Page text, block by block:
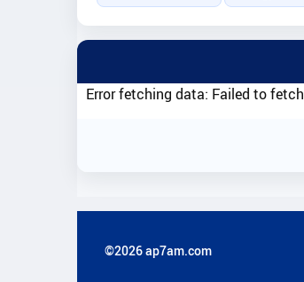
Error fetching data: Failed to fetch
©2026 ap7am.com